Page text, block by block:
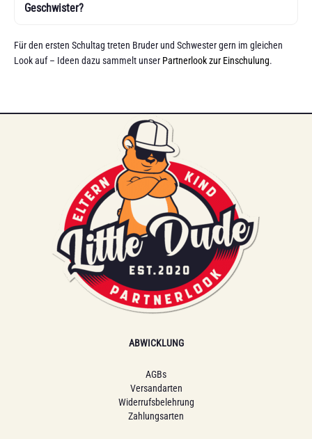
Geschwister?
Für den ersten Schultag treten Bruder und Schwester gern im gleichen
Look auf – Ideen dazu sammelt unser Partnerlook zur Einschulung.
ABWICKLUNG
AGBs
Versandarten
Widerrufsbelehrung
Zahlungsarten